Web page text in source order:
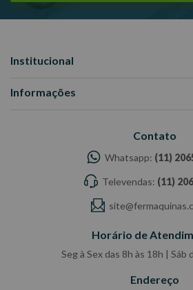
Institucional
Informações
Contato
Whatsapp: (11)
Televendas: (11)
Horário de
Seg à Sex das 8h às 18h | Sáb
Endereço